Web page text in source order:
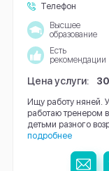
Телефон
Высшее
образование
Есть
рекомендации
Цена услуги:
Ищу работу няней.
работаю тренером
детьми разного
подробнее